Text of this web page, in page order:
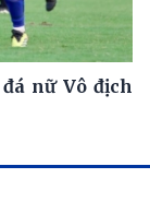
nữ Vô địch